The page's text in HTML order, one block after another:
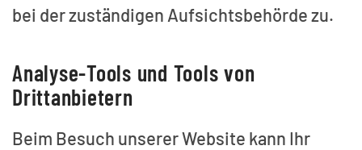
bei der zuständigen Aufsichtsbehörde zu.
Analyse-Tools und Tools von
Drittanbietern
Beim Besuch unserer Website kann Ihr